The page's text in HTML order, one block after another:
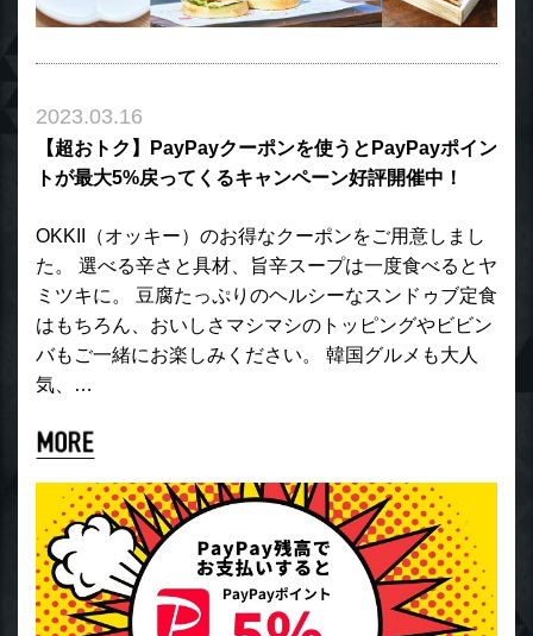
2023.03.16
【超おトク】PayPayクーポンを使うとPayPayポイン
トが最大5%戻ってくるキャンペーン好評開催中！
OKKII（オッキー）のお得なクーポンをご用意しまし
た。 選べる辛さと具材、旨辛スープは一度食べるとヤ
ミツキに。 豆腐たっぷりのヘルシーなスンドゥブ定食
はもちろん、おいしさマシマシのトッピングやビビン
バもご一緒にお楽しみください。 韓国グルメも大人
気、…